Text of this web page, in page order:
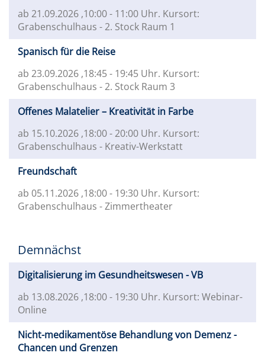
ab 21.09.2026 ,10:00 - 11:00 Uhr. Kursort:
Grabenschulhaus - 2. Stock Raum 1
Spanisch für die Reise
ab 23.09.2026 ,18:45 - 19:45 Uhr. Kursort:
Grabenschulhaus - 2. Stock Raum 3
Offenes Malatelier – Kreativität in Farbe
ab 15.10.2026 ,18:00 - 20:00 Uhr. Kursort:
Grabenschulhaus - Kreativ-Werkstatt
Freundschaft
ab 05.11.2026 ,18:00 - 19:30 Uhr. Kursort:
Grabenschulhaus - Zimmertheater
Demnächst
Digitalisierung im Gesundheitswesen - VB
ab 13.08.2026 ,18:00 - 19:30 Uhr. Kursort: Webinar-
Online
Nicht-medikamentöse Behandlung von Demenz -
Chancen und Grenzen